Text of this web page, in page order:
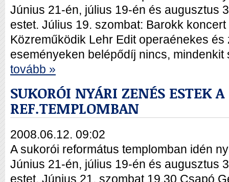
Június 21-én, július 19-én és augusztus
estet. Július 19. szombat: Barokk koncert
Közreműködik Lehr Edit operaénekes és
eseményeken belépődíj nincs, mindenkit
tovább »
SUKORÓI NYÁRI ZENÉS ESTEK A
REF.TEMPLOMBAN
2008.06.12. 09:02
A sukorói református templomban idén
Június 21-én, július 19-én és augusztus
estet. Június 21. szombat 19.30 Csapó